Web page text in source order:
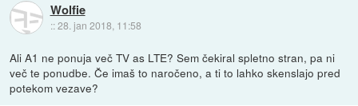
Wolfie
::28. jan 2018, 11:58
Ali A1 ne ponuja več TV as LTE? Sem čekiral spletno stran, pa ni
več te ponudbe. Če imaš to naročeno, a ti to lahko skenslajo pred
potekom vezave?